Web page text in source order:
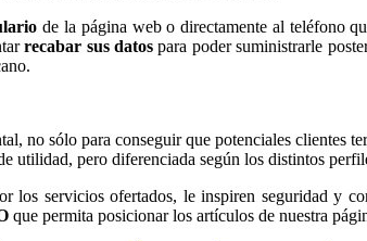
de la página web o directamente al teléfono
recabar sus datos para poder suministrarle
no sólo para conseguir que potenciales clientes
utilidad, pero diferenciada según los distintos
los servicios ofertados, le inspiren seguridad y
que permita posicionar los artículos de nuestra